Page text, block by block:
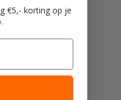
€5,- korting op je